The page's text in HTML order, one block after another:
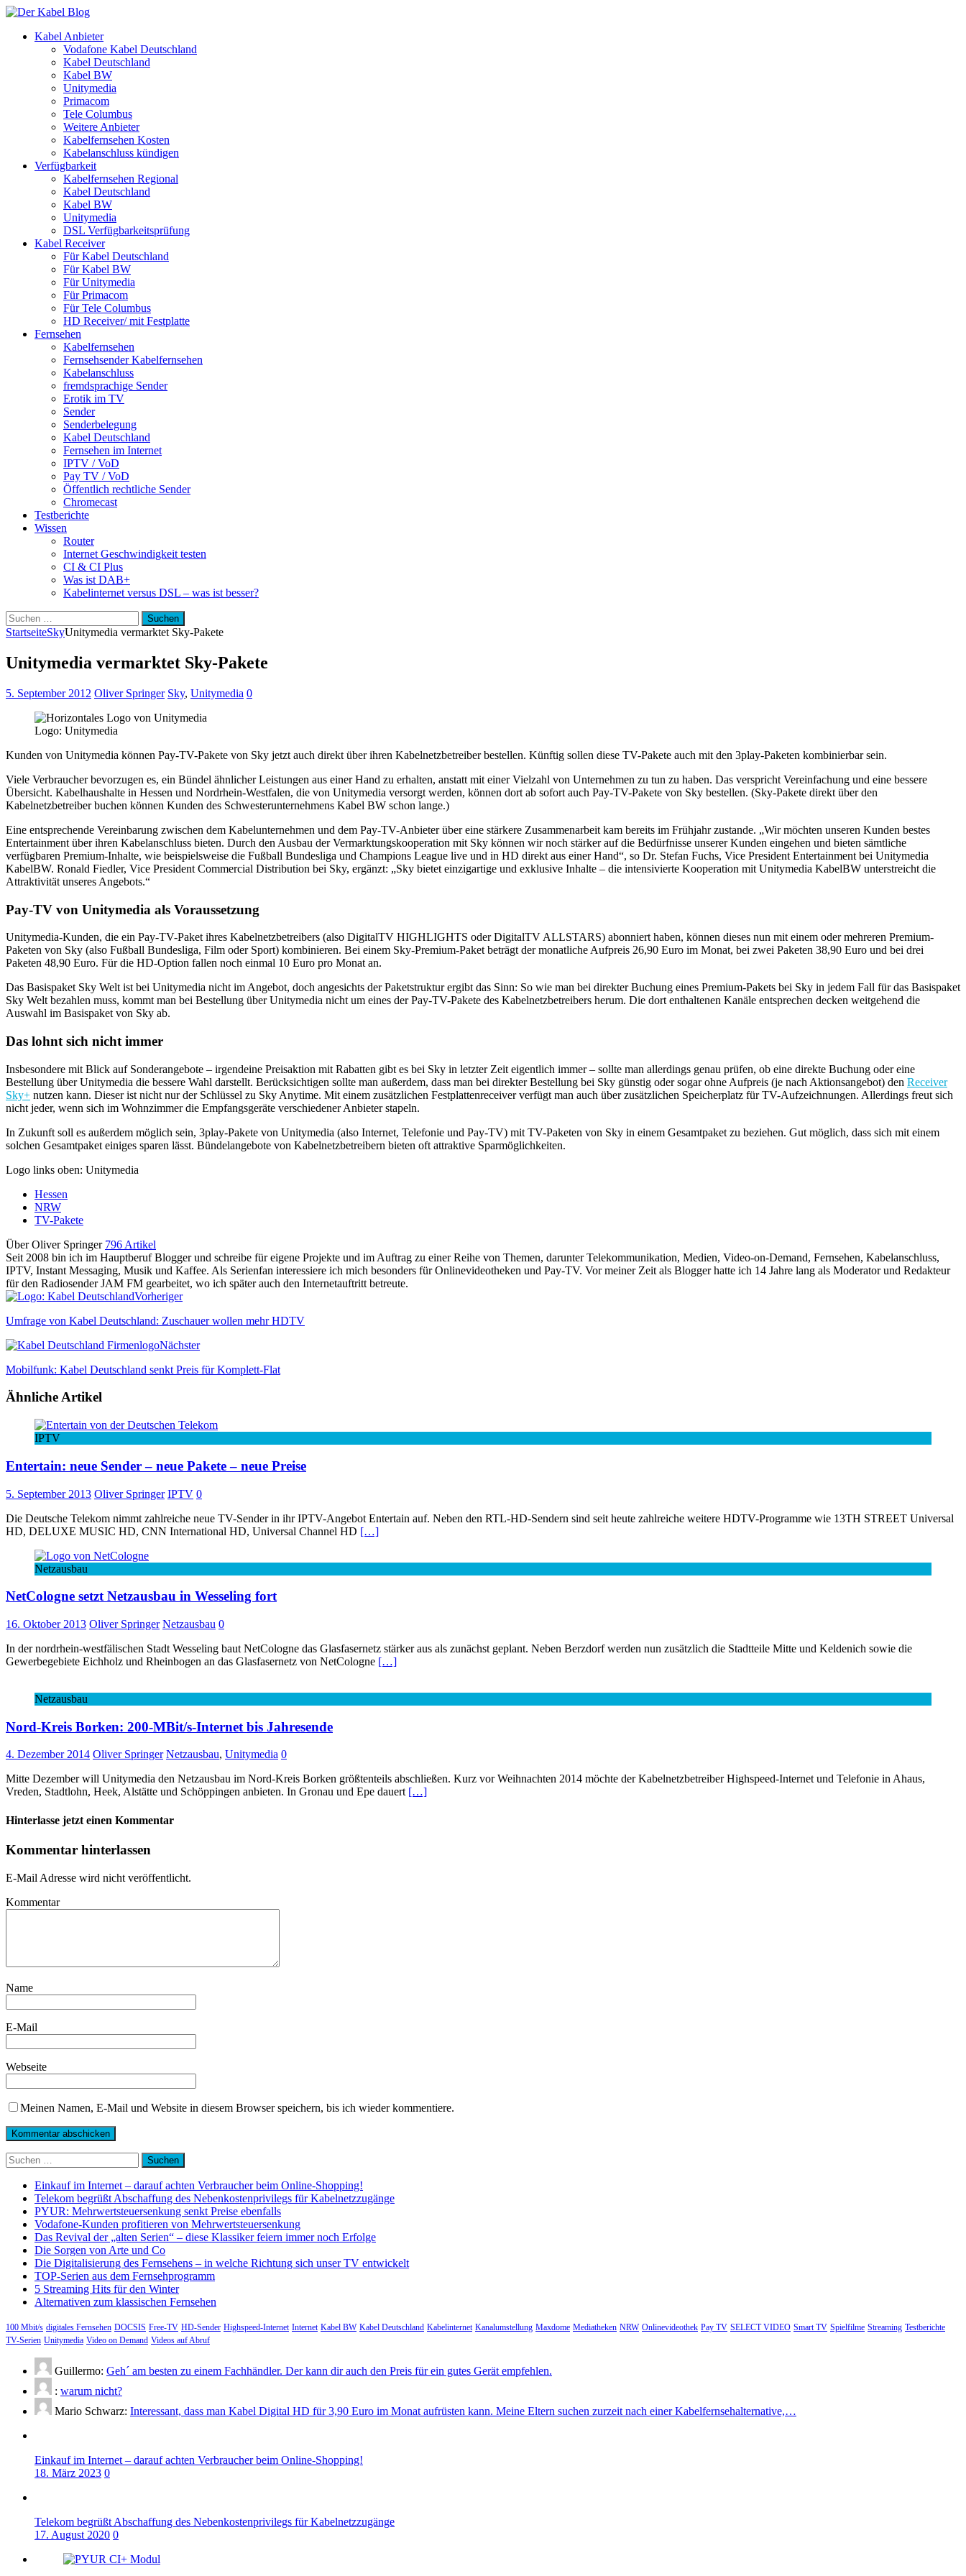
Kabel Anbieter
Vodafone Kabel Deutschland
Kabel Deutschland
Kabel BW
Unitymedia
Primacom
Tele Columbus
Weitere Anbieter
Kabelfernsehen Kosten
Kabelanschluss kündigen
Verfügbarkeit
Kabelfernsehen Regional
Kabel Deutschland
Kabel BW
Unitymedia
DSL Verfügbarkeitsprüfung
Kabel Receiver
Für Kabel Deutschland
Für Kabel BW
Für Unitymedia
Für Primacom
Für Tele Columbus
HD Receiver/ mit Festplatte
Fernsehen
Kabelfernsehen
Fernsehsender Kabelfernsehen
Kabelanschluss
fremdsprachige Sender
Erotik im TV
Sender
Senderbelegung
Kabel Deutschland
Fernsehen im Internet
IPTV / VoD
Pay TV / VoD
Öffentlich rechtliche Sender
Chromecast
Testberichte
Wissen
Router
Internet Geschwindigkeit testen
CI & CI Plus
Was ist DAB+
Kabelinternet versus DSL – was ist besser?
Suchen
nach:
StartseiteSkyUnitymedia vermarktet Sky-Pakete
Unitymedia vermarktet Sky-Pakete
5. September 2012 Oliver Springer Sky, Unitymedia 0
Logo: Unitymedia
Kunden von Unitymedia können Pay-TV-Pakete von Sky jetzt auch direkt über ihren Kabelnetzbetreiber bestellen. Künftig sollen diese TV-Pakete auch mit den 3play-Paketen kombinierbar sein.
Viele Verbraucher bevorzugen es, ein Bündel ähnlicher Leistungen aus einer Hand zu erhalten, anstatt mit einer Vielzahl von Unternehmen zu tun zu haben. Das verspricht Vereinfachung und eine bessere
Übersicht. Kabelhaushalte in Hessen und Nordrhein-Westfalen, die von Unitymedia versorgt werden, können dort ab sofort auch Pay-TV-Pakete von Sky bestellen. (Sky-Pakete direkt über den
Kabelnetzbetreiber buchen können Kunden des Schwesterunternehmens Kabel BW schon lange.)
Eine entsprechende Vereinbarung zwischen dem Kabelunternehmen und dem Pay-TV-Anbieter über eine stärkere Zusammenarbeit kam bereits im Frühjahr zustande. „Wir möchten unseren Kunden bestes
Entertainment über ihren Kabelanschluss bieten. Durch den Ausbau der Vermarktungskooperation mit Sky können wir noch stärker auf die Bedürfnisse unserer Kunden eingehen und bieten sämtliche
verfügbaren Premium-Inhalte, wie beispielsweise die Fußball Bundesliga und Champions League live und in HD direkt aus einer Hand“, so Dr. Stefan Fuchs, Vice President Entertainment bei Unitymedia
KabelBW. Ronald Fiedler, Vice President Commercial Distribution bei Sky, ergänzt: „Sky bietet einzigartige und exklusive Inhalte – die intensivierte Kooperation mit Unitymedia KabelBW unterstreicht die
Attraktivität unseres Angebots.“
Pay-TV von Unitymedia als Voraussetzung
Unitymedia-Kunden, die ein Pay-TV-Paket ihres Kabelnetzbetreibers (also DigitalTV HIGHLIGHTS oder DigitalTV ALLSTARS) abonniert haben, können dieses nun mit einem oder mehreren Premium-
Paketen von Sky (also Fußball Bundesliga, Film oder Sport) kombinieren. Bei einem Sky-Premium-Paket beträgt der monatliche Aufpreis 26,90 Euro im Monat, bei zwei Paketen 38,90 Euro und bei drei
Paketen 48,90 Euro. Für die HD-Option fallen noch einmal 10 Euro pro Monat an.
Das Basispaket Sky Welt ist bei Unitymedia nicht im Angebot, doch angesichts der Paketstruktur ergibt das Sinn: So wie man bei direkter Buchung eines Premium-Pakets bei Sky in jedem Fall für das Basispaket
Sky Welt bezahlen muss, kommt man bei Bestellung über Unitymedia nicht um eines der Pay-TV-Pakete des Kabelnetzbetreibers herum. Die dort enthaltenen Kanäle entsprechen decken weitgehend die
Auswahl im Basispaket von Sky ab.
Das lohnt sich nicht immer
Insbesondere mit Blick auf Sonderangebote – irgendeine Preisaktion mit Rabatten gibt es bei Sky in letzter Zeit eigentlich immer – sollte man allerdings genau prüfen, ob eine direkte Buchung oder eine
Bestellung über Unitymedia die bessere Wahl darstellt. Berücksichtigen sollte man außerdem, dass man bei direkter Bestellung bei Sky günstig oder sogar ohne Aufpreis (je nach Aktionsangebot) den Receiver
Sky+ nutzen kann. Dieser ist nicht nur der Schlüssel zu Sky Anytime. Mit einem zusätzlichen Festplattenreceiver verfügt man auch über zusätzlichen Speicherplatz für TV-Aufzeichnungen. Allerdings freut sich
nicht jeder, wenn sich im Wohnzimmer die Empfangsgeräte verschiedener Anbieter stapeln.
In Zukunft soll es außerdem möglich sein, 3play-Pakete von Unitymedia (also Internet, Telefonie und Pay-TV) mit TV-Paketen von Sky in einem Gesamtpaket zu beziehen. Gut möglich, dass sich mit einem
solchen Gesamtpaket einiges sparen lässt. Bündelangebote von Kabelnetzbetreibern bieten oft attraktive Sparmöglichkeiten.
Logo links oben: Unitymedia
Hessen
NRW
TV-Pakete
Über Oliver Springer 796 Artikel
Seit 2008 bin ich im Hauptberuf Blogger und schreibe für eigene Projekte und im Auftrag zu einer Reihe von Themen, darunter Telekommunikation, Medien, Video-on-Demand, Fernsehen, Kabelanschluss,
IPTV, Instant Messaging, Musik und Kaffee. Als Serienfan interessiere ich mich besonders für Onlinevideotheken und Pay-TV. Vor meiner Zeit als Blogger hatte ich 14 Jahre lang als Moderator und Redakteur
für den Radiosender JAM FM gearbeitet, wo ich später auch den Internetauftritt betreute.
Vorheriger
Umfrage von Kabel Deutschland: Zuschauer wollen mehr HDTV
Nächster
Mobilfunk: Kabel Deutschland senkt Preis für Komplett-Flat
Ähnliche Artikel
IPTV
Entertain: neue Sender – neue Pakete – neue Preise
5. September 2013 Oliver Springer IPTV 0
Die Deutsche Telekom nimmt zahlreiche neue TV-Sender in ihr IPTV-Angebot Entertain auf. Neben den RTL-HD-Sendern sind seit heute zahlreiche weitere HDTV-Programme wie 13TH STREET Universal
HD, DELUXE MUSIC HD, CNN International HD, Universal Channel HD […]
Netzausbau
NetCologne setzt Netzausbau in Wesseling fort
16. Oktober 2013 Oliver Springer Netzausbau 0
In der nordrhein-westfälischen Stadt Wesseling baut NetCologne das Glasfasernetz stärker aus als zunächst geplant. Neben Berzdorf werden nun zusätzlich die Stadtteile Mitte und Keldenich sowie die
Gewerbegebiete Eichholz und Rheinbogen an das Glasfasernetz von NetCologne […]
Netzausbau
Nord-Kreis Borken: 200-MBit/s-Internet bis Jahresende
4. Dezember 2014 Oliver Springer Netzausbau, Unitymedia 0
Mitte Dezember will Unitymedia den Netzausbau im Nord-Kreis Borken größtenteils abschließen. Kurz vor Weihnachten 2014 möchte der Kabelnetzbetreiber Highspeed-Internet und Telefonie in Ahaus,
Vreden, Stadtlohn, Heek, Alstätte und Schöppingen anbieten. In Gronau und Epe dauert […]
Hinterlasse jetzt einen Kommentar
Kommentar hinterlassen
E-Mail Adresse wird nicht veröffentlicht.
Kommentar
Name
E-Mail
Webseite
Meinen Namen, E-Mail und Website in diesem Browser speichern, bis ich wieder kommentiere.
Suchen
nach:
Einkauf im Internet – darauf achten Verbraucher beim Online-Shopping!
Telekom begrüßt Abschaffung des Nebenkostenprivilegs für Kabelnetzzugänge
PYUR: Mehrwertsteuersenkung senkt Preise ebenfalls
Vodafone-Kunden profitieren von Mehrwertsteuersenkung
Das Revival der „alten Serien“ – diese Klassiker feiern immer noch Erfolge
Die Sorgen von Arte und Co
Die Digitalisierung des Fernsehens – in welche Richtung sich unser TV entwickelt
TOP-Serien aus dem Fernsehprogramm
5 Streaming Hits für den Winter
Alternativen zum klassischen Fernsehen
100 Mbit/s digitales Fernsehen DOCSIS Free-TV HD-Sender Highspeed-Internet Internet Kabel BW Kabel Deutschland Kabelinternet Kanalumstellung Maxdome Mediatheken NRW Onlinevideothek Pay TV SELECT VIDEO Smart TV Spielfilme Streaming Testberichte
TV-Serien Unitymedia Video on Demand Videos auf Abruf
Guillermo: Geh´ am besten zu einem Fachhändler. Der kann dir auch den Preis für ein gutes Gerät empfehlen.
: warum nicht?
Mario Schwarz: Interessant, dass man Kabel Digital HD für 3,90 Euro im Monat aufrüsten kann. Meine Eltern suchen zurzeit nach einer Kabelfernsehalternative,…
Einkauf im Internet – darauf achten Verbraucher beim Online-Shopping!
18. März 2023 0
Telekom begrüßt Abschaffung des Nebenkostenprivilegs für Kabelnetzzugänge
17. August 2020 0